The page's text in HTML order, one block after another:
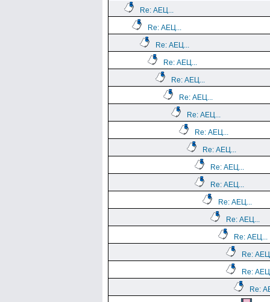
Re: АЕЦ...
Re: АЕЦ...
Re: АЕЦ...
Re: АЕЦ...
Re: АЕЦ...
Re: АЕЦ...
Re: АЕЦ...
Re: АЕЦ...
Re: АЕЦ...
Re: АЕЦ...
Re: АЕЦ...
Re: АЕЦ...
Re: АЕЦ...
Re: АЕЦ...
Re:
Re:
Re: